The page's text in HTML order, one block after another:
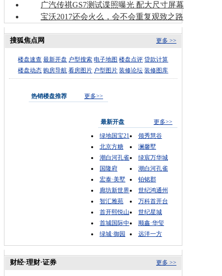
广汽传祺GS7测试谍照曝光 配大尺寸屏幕
宝沃2017还会火么，会不会重复观致之路
更多 >>
搜狐焦点网
楼盘速查 最新开盘 户型搜索 电子地图 楼盘点评 贷款计算
楼盘动态 购房导航 看房图片 户型图片 装修论坛 装修图库
热销楼盘推荐 更多>>
最新开盘
更多>>
绿地国宝21
领秀慧谷
北京方糖
澜馨墅
潮白河孔雀
绿宸万华城
国隆府
潮白河孔雀
宏泰·美墅
铂铭郡
廊坊新世界
世纪鸿通州
智汇雅苑
万科首开台
首开熙悦山
世纪星城
首城国际中
顺鑫·华玺
绿城·御园
远洋一方
更多 >>
财经·理财·证券